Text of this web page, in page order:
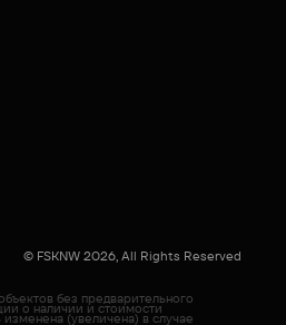
© FSKNW 2026, All Rights Reserved
без предварительного
о наличии и стоимости
(увеличена) в случае